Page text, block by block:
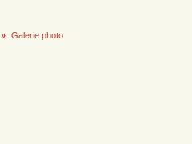
» Galerie photo.